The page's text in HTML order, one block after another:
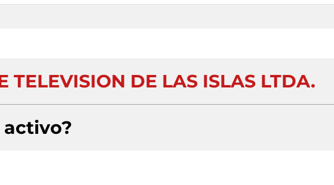
TELEVISION DE LAS ISLAS LTDA.
activo?